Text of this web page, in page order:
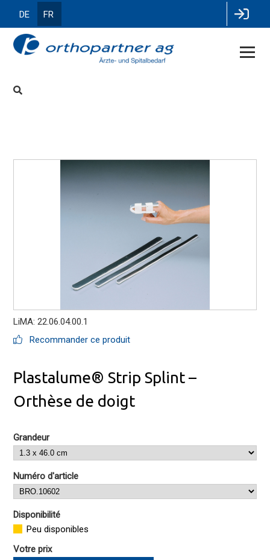
DE FR
LiMA: 22.06.04.00.1
Recommander ce produit
Plastalume® Strip Splint –
Orthèse de doigt
Grandeur
Numéro d'article
Disponibilité
Peu disponibles
Votre prix